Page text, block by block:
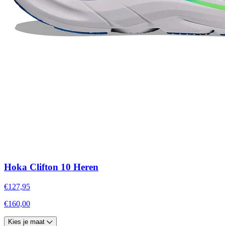
Hoka Clifton 10 Heren
€127,95
€160,00
Kies je maat